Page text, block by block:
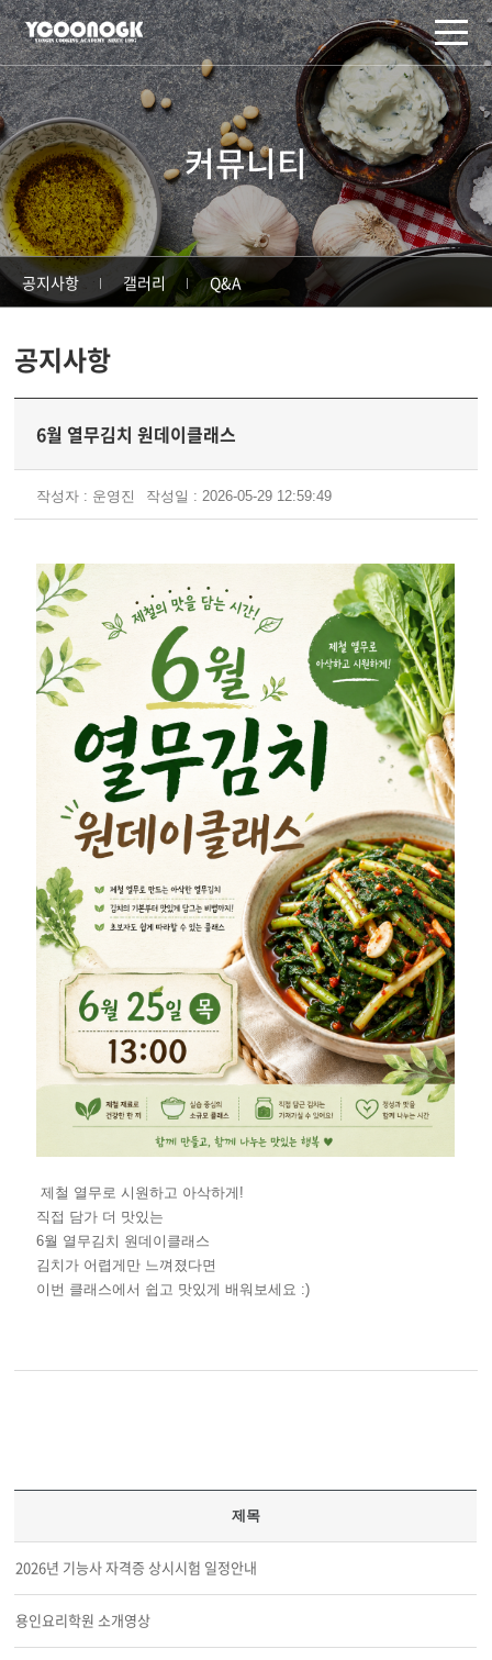
주메뉴 바로가기
컨텐츠 바로가기
커뮤니티
공지사항 갤러리 Q&A
공지사항
6월 열무김치 원데이클래스
작성자 : 운영진 작성일 : 2026-05-29 12:59:49
제철 열무로 시원하고 아삭하게!
직접 담가 더 맛있는
6월 열무김치 원데이클래스
김치가 어렵게만 느껴졌다면
이번 클래스에서 쉽고 맛있게 배워보세요 :)
제목
2026년 기능사 자격증 상시시험 일정안내
용인요리학원 소개영상